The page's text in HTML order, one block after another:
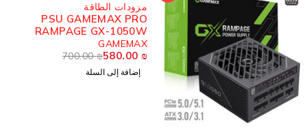
مزودات الطاقة
PSU GAMEMAX PRO
RAMPAGE GX-1050W
PLATINUM 80PLUS ATX
3.1 WH
GAMEMAX
700.00₪580.00
إضافة إلى السلة